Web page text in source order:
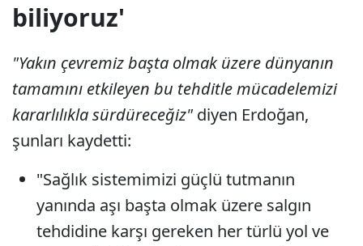
biliyoruz'
"Yakın çevremiz başta olmak üzere dünyanın
tamamını etkileyen bu tehditle mücadelemizi
kararlılıkla sürdüreceğiz" diyen Erdoğan,
şunları kaydetti:
"Sağlık sistemimizi güçlü tutmanın
yanında aşı başta olmak üzere salgın
tehdidine karşı gereken her türlü yol ve